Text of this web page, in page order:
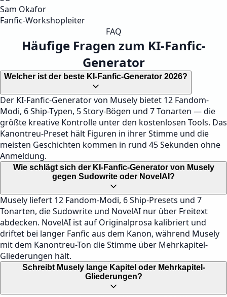
Sam Okafor
Fanfic-Workshopleiter
FAQ
Häufige Fragen zum KI-Fanfic-
Generator
Welcher ist der beste KI-Fanfic-Generator 2026?
Der KI-Fanfic-Generator von Musely bietet 12 Fandom-
Modi, 6 Ship-Typen, 5 Story-Bögen und 7 Tonarten — die
größte kreative Kontrolle unter den kostenlosen Tools. Das
Kanontreu-Preset hält Figuren in ihrer Stimme und die
meisten Geschichten kommen in rund 45 Sekunden ohne
Anmeldung.
Wie schlägt sich der KI-Fanfic-Generator von Musely
gegen Sudowrite oder NovelAI?
Musely liefert 12 Fandom-Modi, 6 Ship-Presets und 7
Tonarten, die Sudowrite und NovelAI nur über Freitext
abdecken. NovelAI ist auf Originalprosa kalibriert und
driftet bei langer Fanfic aus dem Kanon, während Musely
mit dem Kanontreu-Ton die Stimme über Mehrkapitel-
Gliederungen hält.
Schreibt Musely lange Kapitel oder Mehrkapitel-
Gliederungen?